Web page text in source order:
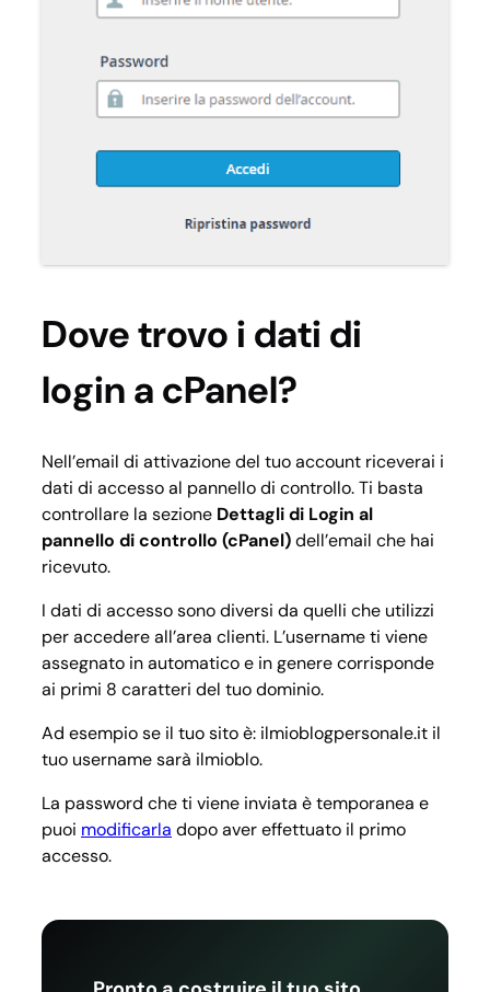
Dove trovo i dati di
login a cPanel?
Nell’email di attivazione del tuo account riceverai i
dati di accesso al pannello di controllo. Ti basta
controllare la sezione Dettagli di Login al
pannello di controllo (cPanel)dell’email che hai
ricevuto.
I dati di accesso sono diversi da quelli che utilizzi
per accedere all’area clienti. L’username ti viene
assegnato in automatico e in genere corrisponde
ai primi 8 caratteri del tuo dominio.
Ad esempio se il tuo sito è: ilmioblogpersonale.it il
tuo username sarà ilmioblo.
La password che ti viene inviata è temporanea e
puoi modificarla dopo aver effettuato il primo
accesso.